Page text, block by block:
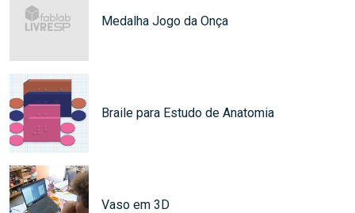
Medalha Jogo da Onça
Braile para Estudo de Anatomia
Vaso em 3D